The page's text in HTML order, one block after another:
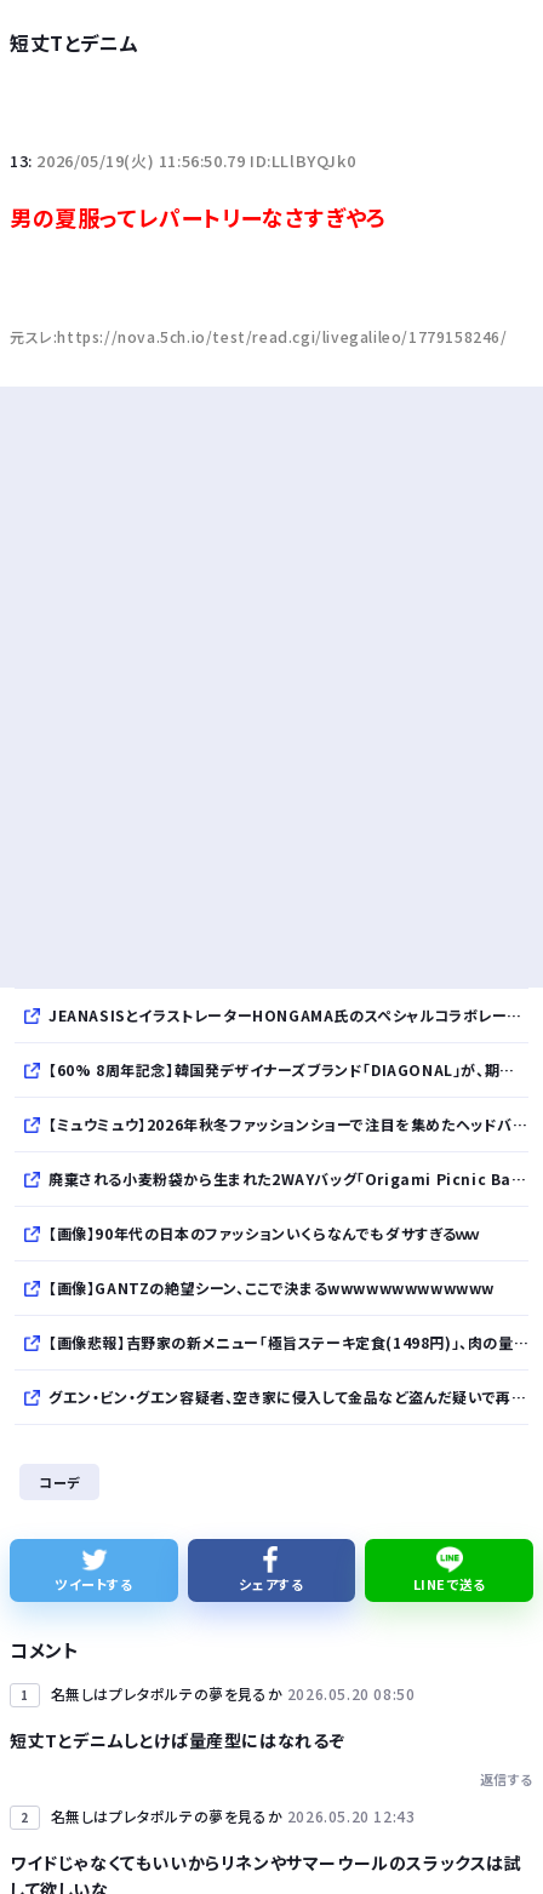
短丈Tとデニム
13: 2026/05/19(火) 11:56:50.79 ID:LLlBYQJk0
男の夏服ってレパートリーなさすぎやろ
元スレ:https://nova.5ch.io/test/read.cgi/livegalileo/1779158246/
JEANASISとイラストレーターHONGAMA氏のスペシャルコラボレーションアイテム全7型が8月11日より発売
【60% 8周年記念】韓国発デザイナーズブランド「DIAGONAL」が、期間限定のスペシャルキャンペーンを開催！
【ミュウミュウ】2026年秋冬ファッションショーで注目を集めたヘッドバンドが発売
廃棄される小麦粉袋から生まれた2WAYバッグ「Origami Picnic Bag」がMakuakeに登場
【画像】90年代の日本のファッションいくらなんでもダサすぎるｗｗ
【画像】GANTZの絶望シーン、ここで決まるwwwwwwwwwwwww
【画像悲報】吉野家の新メニュー「極旨ステーキ定食(1498円)」、肉の量が少なすぎて大炎上してしまう…ｗｗｗｗｗ
グエン・ビン・グエン容疑者、空き家に侵入して金品など盗んだ疑いで再逮捕 今年４月には別件で逮捕も不起訴になっていた
【悲報】若手有望騎手（20）が素行不良で師匠の調教師を激怒させてしまい引退に追い込まれそう
コーデ
ツイートする シェアする LINEで送る
コメント
1 名無しはプレタポルテの夢を見るか 2026.05.20 08:50
短丈Tとデニムしとけば量産型にはなれるぞ
返信する
2 名無しはプレタポルテの夢を見るか 2026.05.20 12:43
ワイドじゃなくてもいいからリネンやサマーウールのスラックスは試
して欲しいな